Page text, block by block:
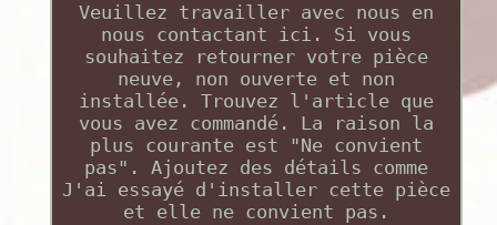
Veuillez travailler avec nous en
nous contactant ici. Si vous
souhaitez retourner votre pièce
neuve, non ouverte et non
installée. Trouvez l'article que
vous avez commandé. La raison la
plus courante est "Ne convient
pas". Ajoutez des détails comme
J'ai essayé d'installer cette pièce
et elle ne convient pas.